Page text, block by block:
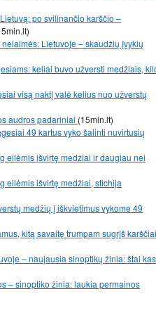
po svilinančio karščio –
Lietuvoje – skaudžių įvykių
keliai buvo užversti medžiais,
visą naktį valė kelius nuo užverstų
audros padariniai (15min.lt)
49 kartus vyko šalinti nuvirtusių
eilėmis išvirtę medžiai ir daugiau nei
eilėmis išvirtę medžiai, stichija
medžių į iškvietimus vykome 49
kitą savaitę trumpam sugrįš karščiai
– naujausia sinoptikų žinia: štai kas
– sinoptiko žinia: laukia permainos